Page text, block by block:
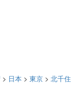
> 日本 > 東京 > 北千住